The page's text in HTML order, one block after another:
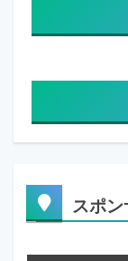
スポン